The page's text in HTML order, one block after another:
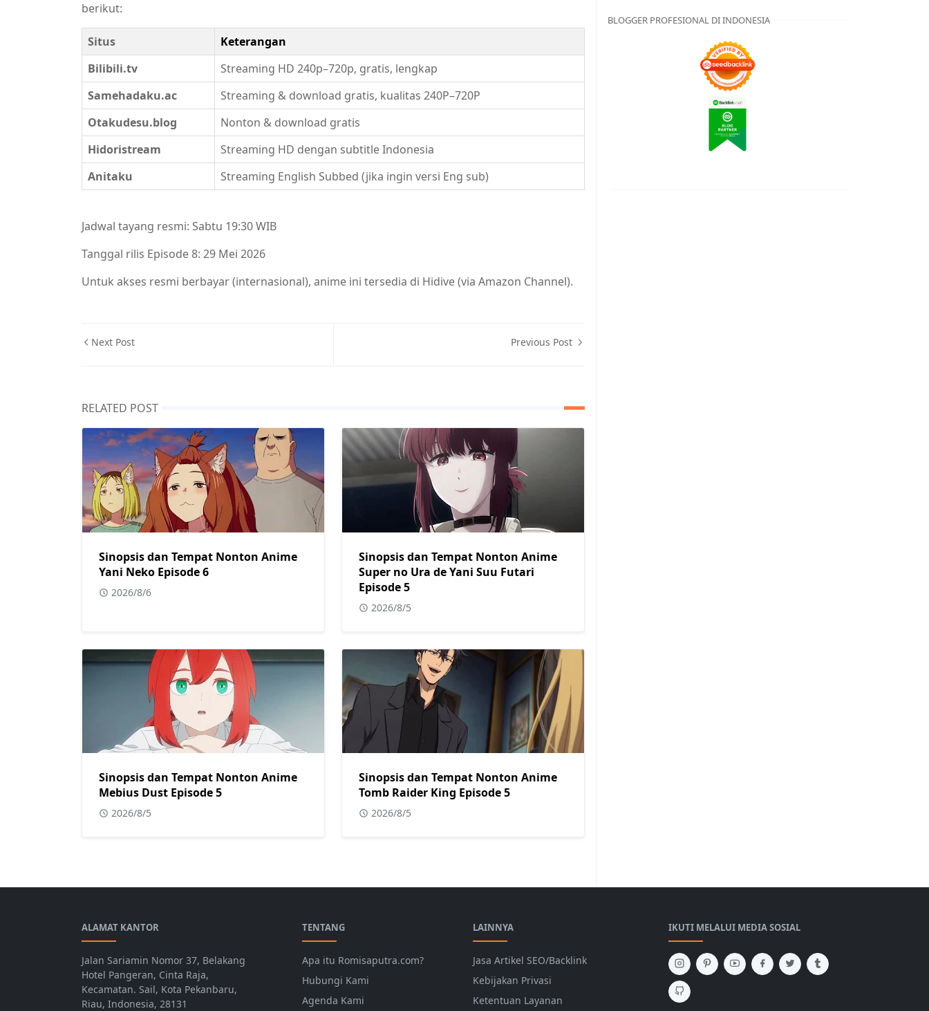
berikut:
Situs
Keterangan
Bilibili.tv
Streaming HD 240p–720p, gratis, lengkap
Samehadaku.ac
Streaming & download gratis, kualitas 240P–720P
Otakudesu.blog
Nonton & download gratis
Hidoristream
Streaming HD dengan subtitle Indonesia
Anitaku
Streaming English Subbed (jika ingin versi Eng sub)
Jadwal tayang resmi: Sabtu 19:30 WIB
Tanggal rilis Episode 8: 29 Mei 2026
Untuk akses resmi berbayar (internasional), anime ini tersedia di Hidive (via Amazon Channel).
Next Post Previous Post
RELATED POST
Sinopsis dan Tempat Nonton Anime
Yani Neko Episode 6
2026/8/6
Sinopsis dan Tempat Nonton Anime
Super no Ura de Yani Suu Futari
Episode 5
2026/8/5
Sinopsis dan Tempat Nonton Anime
Mebius Dust Episode 5
2026/8/5
Sinopsis dan Tempat Nonton Anime
Tomb Raider King Episode 5
2026/8/5
BLOGGER PROFESIONAL DI INDONESIA
ALAMAT KANTOR
Jalan Sariamin Nomor 37, Belakang
Hotel Pangeran, Cinta Raja,
Kecamatan. Sail, Kota Pekanbaru,
Riau, Indonesia, 28131
TENTANG
Apa itu Romisaputra.com?
Hubungi Kami
Agenda Kami
LAINNYA
Jasa Artikel SEO/Backlink
Kebijakan Privasi
Ketentuan Layanan
IKUTI MELALUI MEDIA SOSIAL